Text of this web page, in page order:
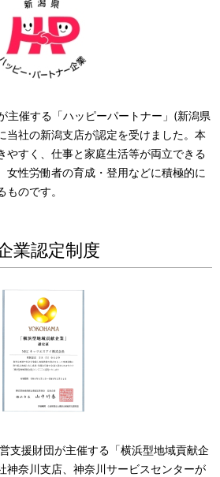
主催する「ハッピーパートナー」(新潟県
当社の新潟支店が認定を受けました。本
やすく、仕事と家庭生活等が両立できる
女性労働者の育成・登用などに積極的に
のです。
業認定制度
支援財団が主催する「横浜型地域貢献企
神奈川支店、神奈川サービスセンターが